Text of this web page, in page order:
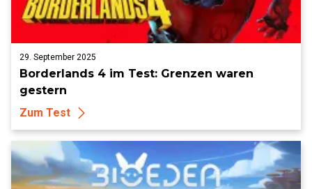
29. September 2025
Borderlands 4 im Test: Grenzen waren
gestern
Zum Test